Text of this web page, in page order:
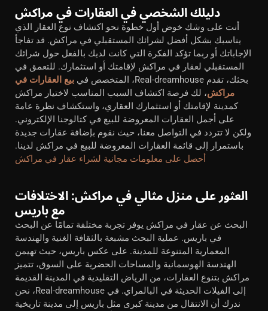
دليلك الشخصي في العقارات في مراكش
أنت على وشك خوض أول خطوة نحو اكتشاف نوع العقار الذي
يناسبك بشكل أفضل لشرائك المستقبلي في مراكش. قد تفاجأ
الإجاباتك أو ربما تؤكد الفكرة التي كانت لديك بالفعل حول شرائك
المستقبلي لعقار في مراكش لإقامتك أو استثمارك. للتعمق في
بحثك، تقدم Real-dreamhouse، المتخصص في
بيع العقارات في
مراكش، لك فرصة اكتشاف السبب المناسب لاختيار مراكش
كمدينة لإقامتك أو استثمارك العقاري، واستكشاف نظرة عامة
على أجمل العقارات المعروضة للبيع في كتالوجنا الإلكتروني.
ولكن لا تتردد في التواصل معنا، حيث نقوم بإضافة عقارات جديدة
باستمرار إلى قائمة العقارات المعروضة للبيع في مراكش لدينا.
أحصل على معلومات مجانية لشراء عقار في مراكش
العثور على منزل مثالي في مراكش: الاختلافات
مع باريس
البحث عن عقار في مراكش يوفر تجربة مختلفة تمامًا عن البحث
في باريس. عملية البحث مشبعة بالثقافة الغنية والهندسة
المعمارية المتنوعة للمدينة. على عكس باريس، حيث تهيمن
الهندسة الهوسمانية والمساحات الحضرية على السوق، تتميز
مراكش بتنوع العقارات، من الرياض التقليدية في المدينة القديمة
إلى الفيلات الحديثة في البالمراي. في Real-dreamhouse، نحن
ندرك أن الانتقال من مدينة كبرى مثل باريس إلى مدينة تاريخية